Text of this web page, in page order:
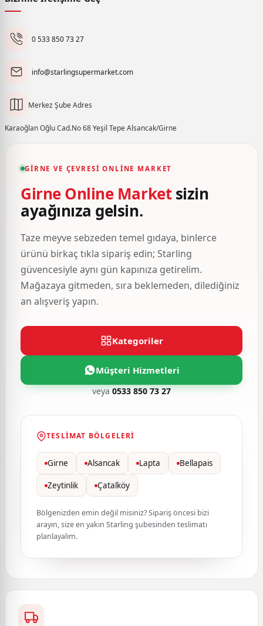
0 533 850 73 27
info@starlingsupermarket.com
Merkez Şube Adres
Karaoğlan Oğlu Cad.No 68 Yeşil Tepe Alsancak/Girne
GIRNE VE ÇEVRESI ONLINE MARKET
Girne Online Marketsizin
ayağınıza gelsin.
Taze meyve sebzeden temel gıdaya, binlerce
ürünü birkaç tıkla sipariş edin; Starling
güvencesiyle aynı gün kapınıza getirelim.
Mağazaya gitmeden, sıra beklemeden, dilediğiniz
an alışveriş yapın.
Kategoriler
Müşteri Hizmetleri
veya0533 850 73 27
TESLIMAT BÖLGELERI
Girne Alsancak Lapta Bellapais
Zeytinlik Çatalköy
Bölgenizden emin değil misiniz? Sipariş öncesi bizi
arayın, size en yakın Starling şubesinden teslimatı
planlayalım.